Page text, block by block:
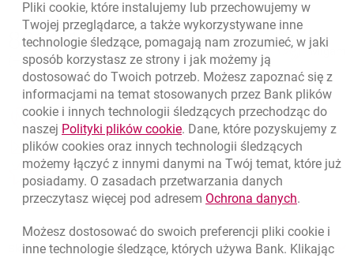
Nawigacja dolna
Zadzwoń do nas
801 31 31 31
(+48) 22 598 41 61
Migam
Znajdź placówkę lub bankomatotwiera się w nowej karcie
Napisz do nasotwiera się w nowej karcie
Oceń nas otwiera się w nowej karcie
Skontaktuj się z Doradcą
Pliki cookie, które instalujemy lub przechowujemy w
Twojej przeglądarce, a także wykorzystywane inne
technologie śledzące, pomagają nam zrozumieć, w jaki
sposób korzystasz ze strony i jak możemy ją
dostosować do Twoich potrzeb. Możesz zapoznać się z
informacjami na temat stosowanych przez Bank plików
cookie i innych technologii śledzących przechodząc do
naszej Polityki plików cookielink otwiera się w nowym oknie
. Dane, które pozyskujemy z
plików cookies oraz innych technologii śledzących
możemy łączyć z innymi danymi na Twój temat, które już
posiadamy. O zasadach przetwarzania danych
przeczytasz więcej pod adresem Ochrona danychlink
.
Możesz dostosować do swoich preferencji pliki cookie i
inne technologie śledzące, których używa Bank. Klikając